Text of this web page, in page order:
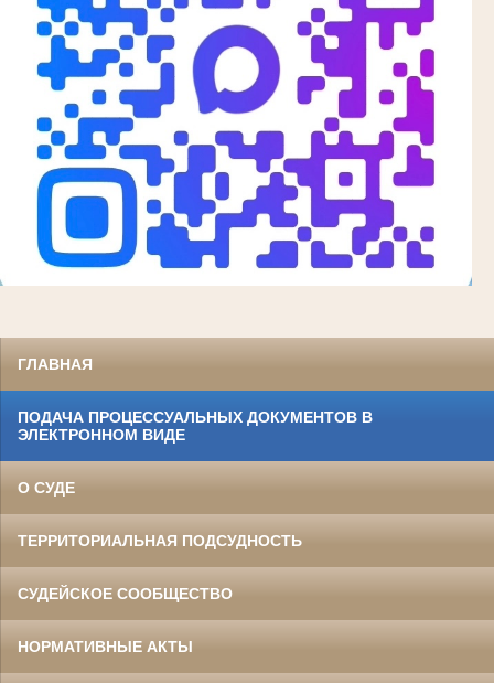
ГЛАВНАЯ
ПОДАЧА ПРОЦЕССУАЛЬНЫХ ДОКУМЕНТОВ В
ЭЛЕКТРОННОМ ВИДЕ
О СУДЕ
ТЕРРИТОРИАЛЬНАЯ ПОДСУДНОСТЬ
СУДЕЙСКОЕ СООБЩЕСТВО
НОРМАТИВНЫЕ АКТЫ